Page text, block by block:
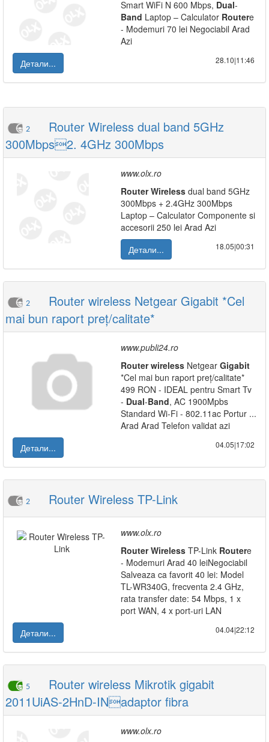
Smart WiFi N 600 Mbps, Dual-
Band Laptop – Calculator Routere
- Modemuri 70 lei Negociabil Arad
Azi
Детали...
28.10|11:46
2
Router Wireless dual band 5GHz
300Mbps2. 4GHz 300Mbps
www.olx.ro
Router Wireless dual band 5GHz
300Mbps + 2.4GHz 300Mbps
Laptop – Calculator Componente si
accesorii 250 lei Arad Azi
Детали...
18.05|00:31
2
Router wireless Netgear Gigabit *Cel
mai bun raport preț/calitate*
www.publi24.ro
Router wireless Netgear Gigabit
*Cel mai bun raport preț/calitate*
499 RON - IDEAL pentru Smart Tv
- Dual-Band, AC 1900Mpbs
Standard Wi-Fi - 802.11ac Portur ...
Arad Arad Telefon validat azi
Детали...
04.05|17:02
2 Router Wireless TP-Link
www.olx.ro
Router Wireless TP-Link Routere
- Modemuri Arad 40 leiNegociabil
Salveaza ca favorit 40 lei: Model
TL-WR340G, frecventa 2.4 GHz,
rata transfer date: 54 Mbps, 1 x
port WAN, 4 x port-uri LAN
Детали...
04.04|22:12
5
Router wireless Mikrotik gigabit
2011UiAS-2HnD-INadaptor fibra
www.olx.ro